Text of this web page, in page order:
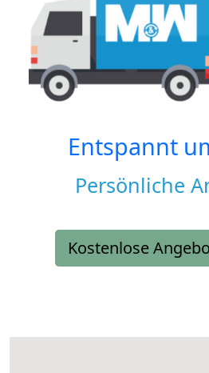
Entspannt
Persönliche
Kostenlose